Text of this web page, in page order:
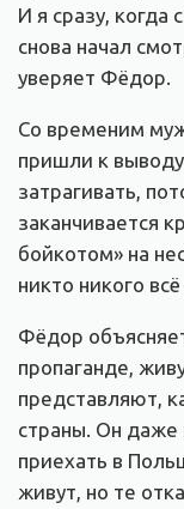
И я сразу,
снова начал
уверяет Фёдор.
Со временим
пришли к
затрагивать,
заканчивается
бойкотом» на
никто никого
Фёдор
пропаганде,
представляют,
страны. Он
приехать в
живут, но те